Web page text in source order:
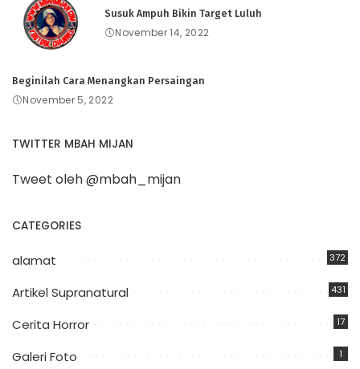
Susuk Ampuh Bikin Target Luluh
November 14, 2022
Beginilah Cara Menangkan Persaingan
November 5, 2022
TWITTER MBAH MIJAN
Tweet oleh @mbah_mijan
CATEGORIES
alamat 372
Artikel Supranatural 431
Cerita Horror 17
Galeri Foto 1